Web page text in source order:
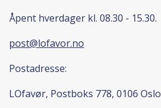
Åpent hverdager kl. 08.30 - 15.30.
post@lofavor.no
Postadresse:
LOfavør, Postboks 778, 0106 Oslo